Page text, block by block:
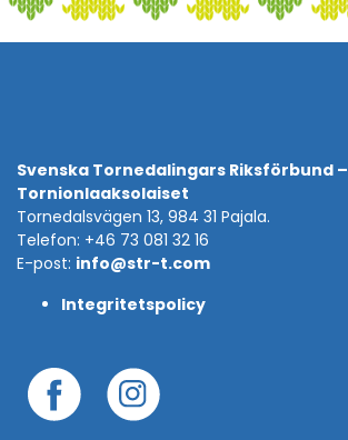
Svenska Tornedalingars Riksförbund –
Tornionlaaksolaiset
Tornedalsvägen 13, 984 31 Pajala.
Telefon: +46 73 081 32 16
E-post: info@str-t.com
Integritetspolicy